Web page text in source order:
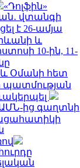
«Դոլֆին»
վտանգի
է 26-ամյա
և
10-ին, 11-
Օմանի հետ
պատմության
ից գաղտնի